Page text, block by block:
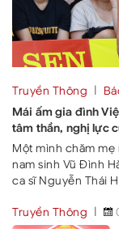
Truyền Thông
Mái ấm gia đình
tâm thần, nghị lực
động
Một mình chăm
nam sinh Vũ Đình
ca sĩ Nguyễn Thái
hai
Truyền Thông